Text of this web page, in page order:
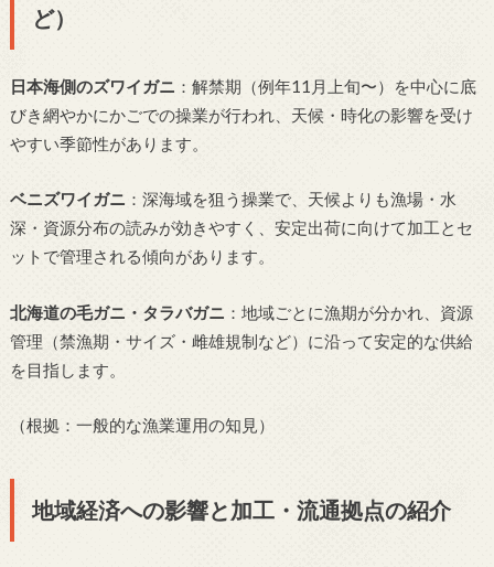
ど）
日本海側のズワイガニ ：解禁期（例年11月上旬〜）を中心に底
びき網やかにかごでの操業が行われ、天候・時化の影響を受け
やすい季節性があります。
ベニズワイガニ ：深海域を狙う操業で、天候よりも漁場・水
深・資源分布の読みが効きやすく、安定出荷に向けて加工とセ
ットで管理される傾向があります。
北海道の毛ガニ・タラバガニ ：地域ごとに漁期が分かれ、資源
管理（禁漁期・サイズ・雌雄規制など）に沿って安定的な供給
を目指します。
（根拠：一般的な漁業運用の知見）
地域経済への影響と加工・流通拠点の紹介